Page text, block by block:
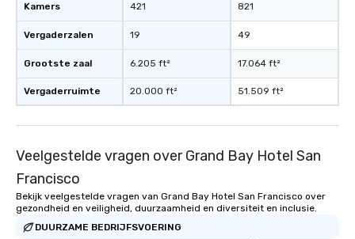
Kamers
Vergaderzalen
Grootste zaal
Vergaderruimte
421
19
6.205 ft²
20.000 ft²
821
49
17.064 ft²
51.509 ft²
Veelgestelde vragen over Grand Bay Hotel San
Francisco
Bekijk veelgestelde vragen van Grand Bay Hotel San Francisco over
gezondheid en veiligheid, duurzaamheid en diversiteit en inclusie.
DUURZAME BEDRIJFSVOERING